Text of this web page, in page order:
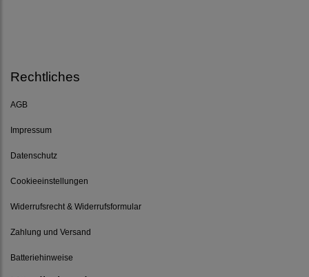
Rechtliches
AGB
Impressum
Datenschutz
Cookieeinstellungen
Widerrufsrecht & Widerrufsformular
Zahlung und Versand
Batteriehinweise